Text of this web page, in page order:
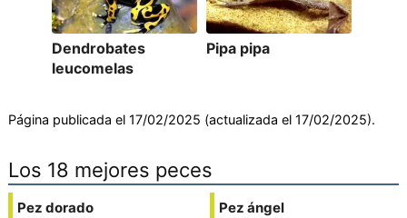
Dendrobates
leucomelas
Pipa pipa
Página publicada el 17/02/2025 (actualizada el 17/02/2025).
Los 18 mejores peces
Pez dorado
Pez ángel